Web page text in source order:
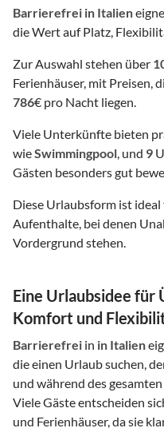
Barrierefrei in Italien
die Wert auf Platz,
Zur Auswahl stehen über
Ferienhäuser, mit Preisen,
786€ pro Nacht liegen.
Viele Unterkünfte bieten
wieSwimmingpool, und 9
Gästen besonders gut
Diese Urlaubsform ist
Aufenthalte, bei denen
Vordergrund stehen.
Eine Urlaubsidee
Komfort und
Barrierefrei in in Italien
die einen Urlaub suchen,
und während des
Viele Gäste entscheiden
und Ferienhäuser, da sie